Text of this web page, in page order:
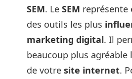
SEM. Le SEM représente
des outils les plus
marketing digital. Il
beaucoup plus agréable
de votre site internet.